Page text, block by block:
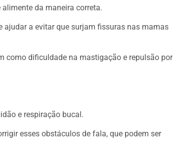
da maneira correta.
ajudar a evitar que surjam fissuras nas mamas
como dificuldade na mastigação e repulsão por
e respiração bucal.
esses obstáculos de fala, que podem ser